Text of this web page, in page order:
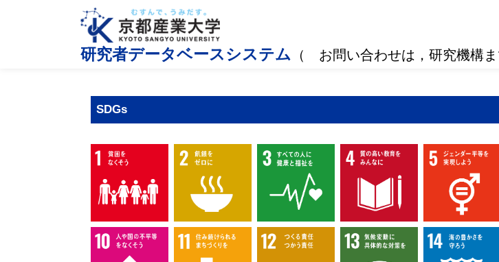
研究者データベースシステム （ お問い合わせは，研究機構
SDGs